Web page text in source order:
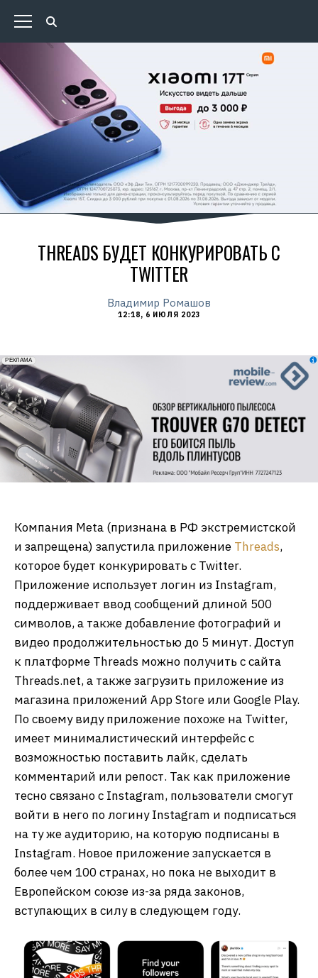
THREADS БУДЕТ КОНКУРИРОВАТЬ С
TWITTER
Владимир Ромашов
12:18, 6 ИЮЛЯ 2023
erid: 2VfnxxmNzs5
РЕКЛАМА
Компания Meta (признана в РФ экстремистской
и запрещена) запустила приложение Threads,
которое будет конкурировать с Twitter.
Приложение использует логин из Instagram,
поддерживает ввод сообщений длиной 500
символов, а также добавление фотографий и
видео продолжительностью до 5 минут. Доступ
к платформе Threads можно получить с сайта
Threads.net, а также загрузить приложение из
магазина приложений App Store или Google Play.
По своему виду приложение похоже на Twitter,
имеет минималистический интерфейс с
возможностью поставить лайк, сделать
комментарий или репост. Так как приложение
тесно связано с Instagram, пользователи смогут
войти в него по логину Instagram и подписаться
на ту же аудиторию, на которую подписаны в
Instagram. Новое приложение запускается в
более чем 100 странах, но пока не выходит в
Европейском союзе из-за ряда законов,
вступающих в силу в следующем году.